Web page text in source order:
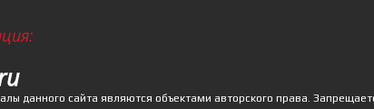
данного сайта являются объектами авторского права.